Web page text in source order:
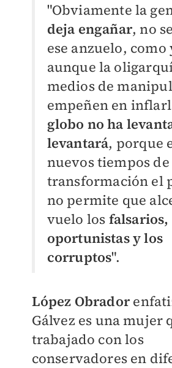
"Obviamente la
deja engañar, no
ese anzuelo, como
aunque la
medios de
empeñen en
globo no ha
levantará, porque
nuevos tiempos de
transformación el
no permite que
vuelo los falsarios,
oportunistas y los
corruptos".
López Obrador
Gálvez es una mujer
trabajado con los
conservadores en